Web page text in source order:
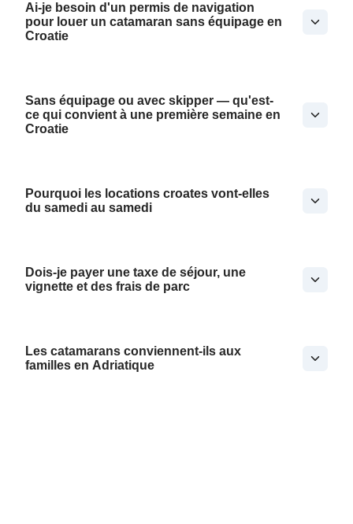
Ai-je besoin d'un permis de navigation
pour louer un catamaran sans équipage en
Croatie
Sans équipage ou avec skipper — qu'est-
ce qui convient à une première semaine en
Croatie
Pourquoi les locations croates vont-elles
du samedi au samedi
Dois-je payer une taxe de séjour, une
vignette et des frais de parc
Les catamarans conviennent-ils aux
familles en Adriatique